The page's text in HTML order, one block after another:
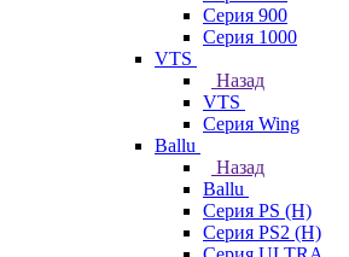
Серия 900
Серия 1000
VTS
Назад
VTS
Серия Wing
Ballu
Назад
Ballu
Серия PS (H)
Серия PS2 (H)